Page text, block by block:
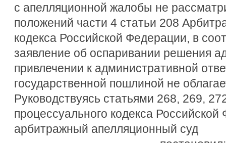
с апелляционной жалобы не
положений части 4 статьи 208
кодекса Российской Федерации, в
заявление об оспаривании решения
привлечении к административной
государственной пошлиной не
Руководствуясь статьями 268, 269,
процессуального кодекса
арбитражный апелляционный суд